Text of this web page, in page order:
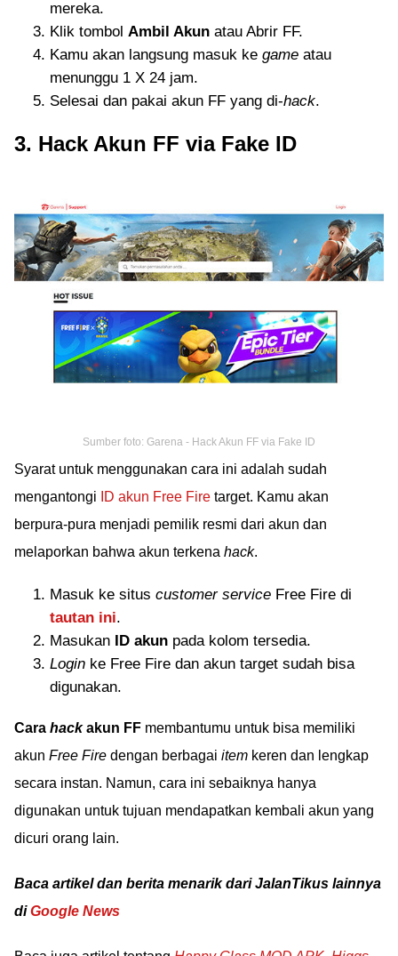
mereka.
Klik tombol Ambil Akun atau Abrir FF.
Kamu akan langsung masuk ke game atau
menunggu 1 X 24 jam.
Selesai dan pakai akun FF yang di-hack.
3. Hack Akun FF via Fake ID
Sumber foto: Garena - Hack Akun FF via Fake ID
Syarat untuk menggunakan cara ini adalah sudah
mengantongi
ID akun Free Fire target. Kamu akan
berpura-pura menjadi pemilik resmi dari akun dan
melaporkan bahwa akun terkena hack.
Masuk ke situs customer service Free Fire di
tautan ini.
Masukan
ID akun pada kolom tersedia.
Login ke Free Fire dan akun target sudah bisa
digunakan.
Cara hackakun FF membantumu untuk bisa memiliki
akun Free Fire dengan berbagai item keren dan lengkap
secara instan. Namun, cara ini sebaiknya hanya
digunakan untuk tujuan mendapatkan kembali akun yang
dicuri orang lain.
Baca artikel dan berita menarik dari JalanTikus lainnya
diGoogle News